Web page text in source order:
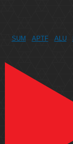
SUM APTF ALU